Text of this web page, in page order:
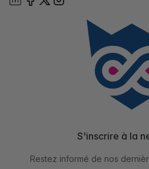
S'inscrire à la
Restez informé de nos